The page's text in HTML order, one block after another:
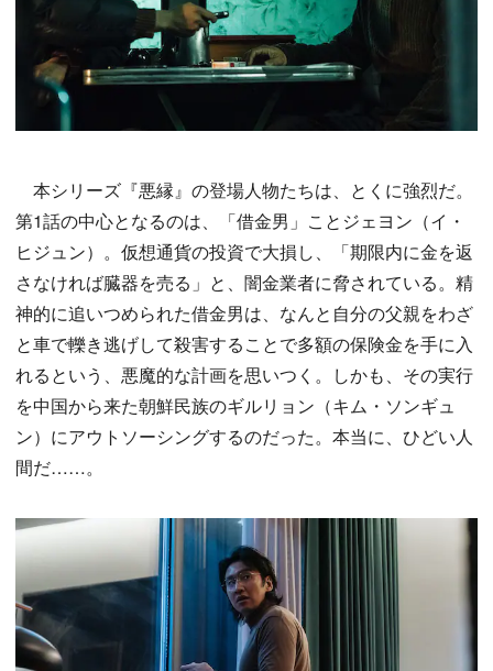
本シリーズ『悪縁』の登場人物たちは、とくに強烈だ。
第1話の中心となるのは、「借金男」ことジェヨン（イ・
ヒジュン）。仮想通貨の投資で大損し、「期限内に金を返
さなければ臓器を売る」と、闇金業者に脅されている。精
神的に追いつめられた借金男は、なんと自分の父親をわざ
と車で轢き逃げして殺害することで多額の保険金を手に入
れるという、悪魔的な計画を思いつく。しかも、その実行
を中国から来た朝鮮民族のギルリョン（キム・ソンギュ
ン）にアウトソーシングするのだった。本当に、ひどい人
間だ……。